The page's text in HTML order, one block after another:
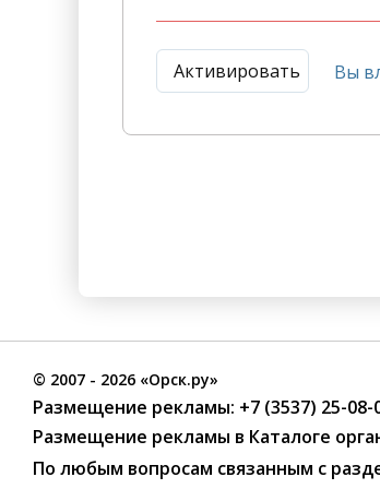
Активировать Вы
© 2007 - 2026 «Орск.ру»
Размещение рекламы: +7 (3537) 25-08-
Размещение рекламы в Каталоге
По любым вопросам связанным с